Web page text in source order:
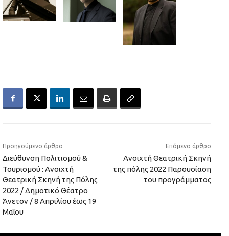
Προηγούμενο άρθρο
Διεύθυνση Πολιτισμού &
Τουρισμού : Ανοιχτή
Θεατρική Σκηνή της Πόλης
2022 / Δημοτικό Θέατρο
Άνετον / 8 Απριλίου έως 19
Μαΐου
Επόμενο άρθρο
Ανοιχτή Θεατρική Σκηνή
της πόλης 2022 Παρουσίαση
του προγράμματος